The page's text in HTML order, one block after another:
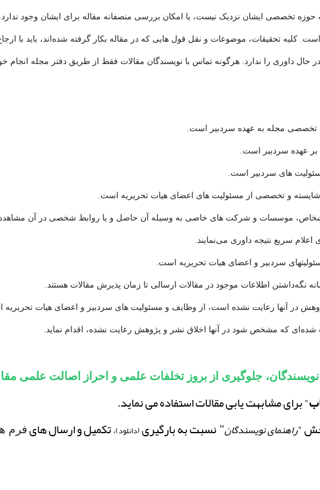
ایشان نزدیک نیست، یا امکان بررسی منصفانه مقاله برای ایشان وجود ندارد،
کلیه تحقیقات، موضوعات و نقل قول هایی که در مقاله بکار گرفته شده‌اند، باید با
حال داوری را ندارد. هرگونه تماس با نویسندگان مقالات فقط از طریق دفتر مجله انجام
مجله به عهده سردبیر است.
بر عهده سردبیر است.
های سردبیر است.
و تخصصی از مسئولیت های اعضای هیات تحریریه است.
موسسات و شرکت های خاصی به وسیله آن حاصل و یا روابط شخصی در آن
سریع نتیجه داوری می‌نمایند.
اطلاعات موجود در مقالات ارسالی تا زمان پذیرش مقالات هستند.
در آنها رعایت نشده است، از وظایف و مسئولیت های سردبیر و اعضای هیات
که مشخص شود در آنها اخلاق نشر و پژوهش رعایت نشده، اقدام نماید.
جلوگیری از بروز تخلفات علمی و احراز اصالت علمی
" برای مشابهت یابی مقالات استفاده می نماید.
"راهنمای نویسندگان" نسبت به بارگیری(دانلود)،تکمیل و ارسال هایفرم